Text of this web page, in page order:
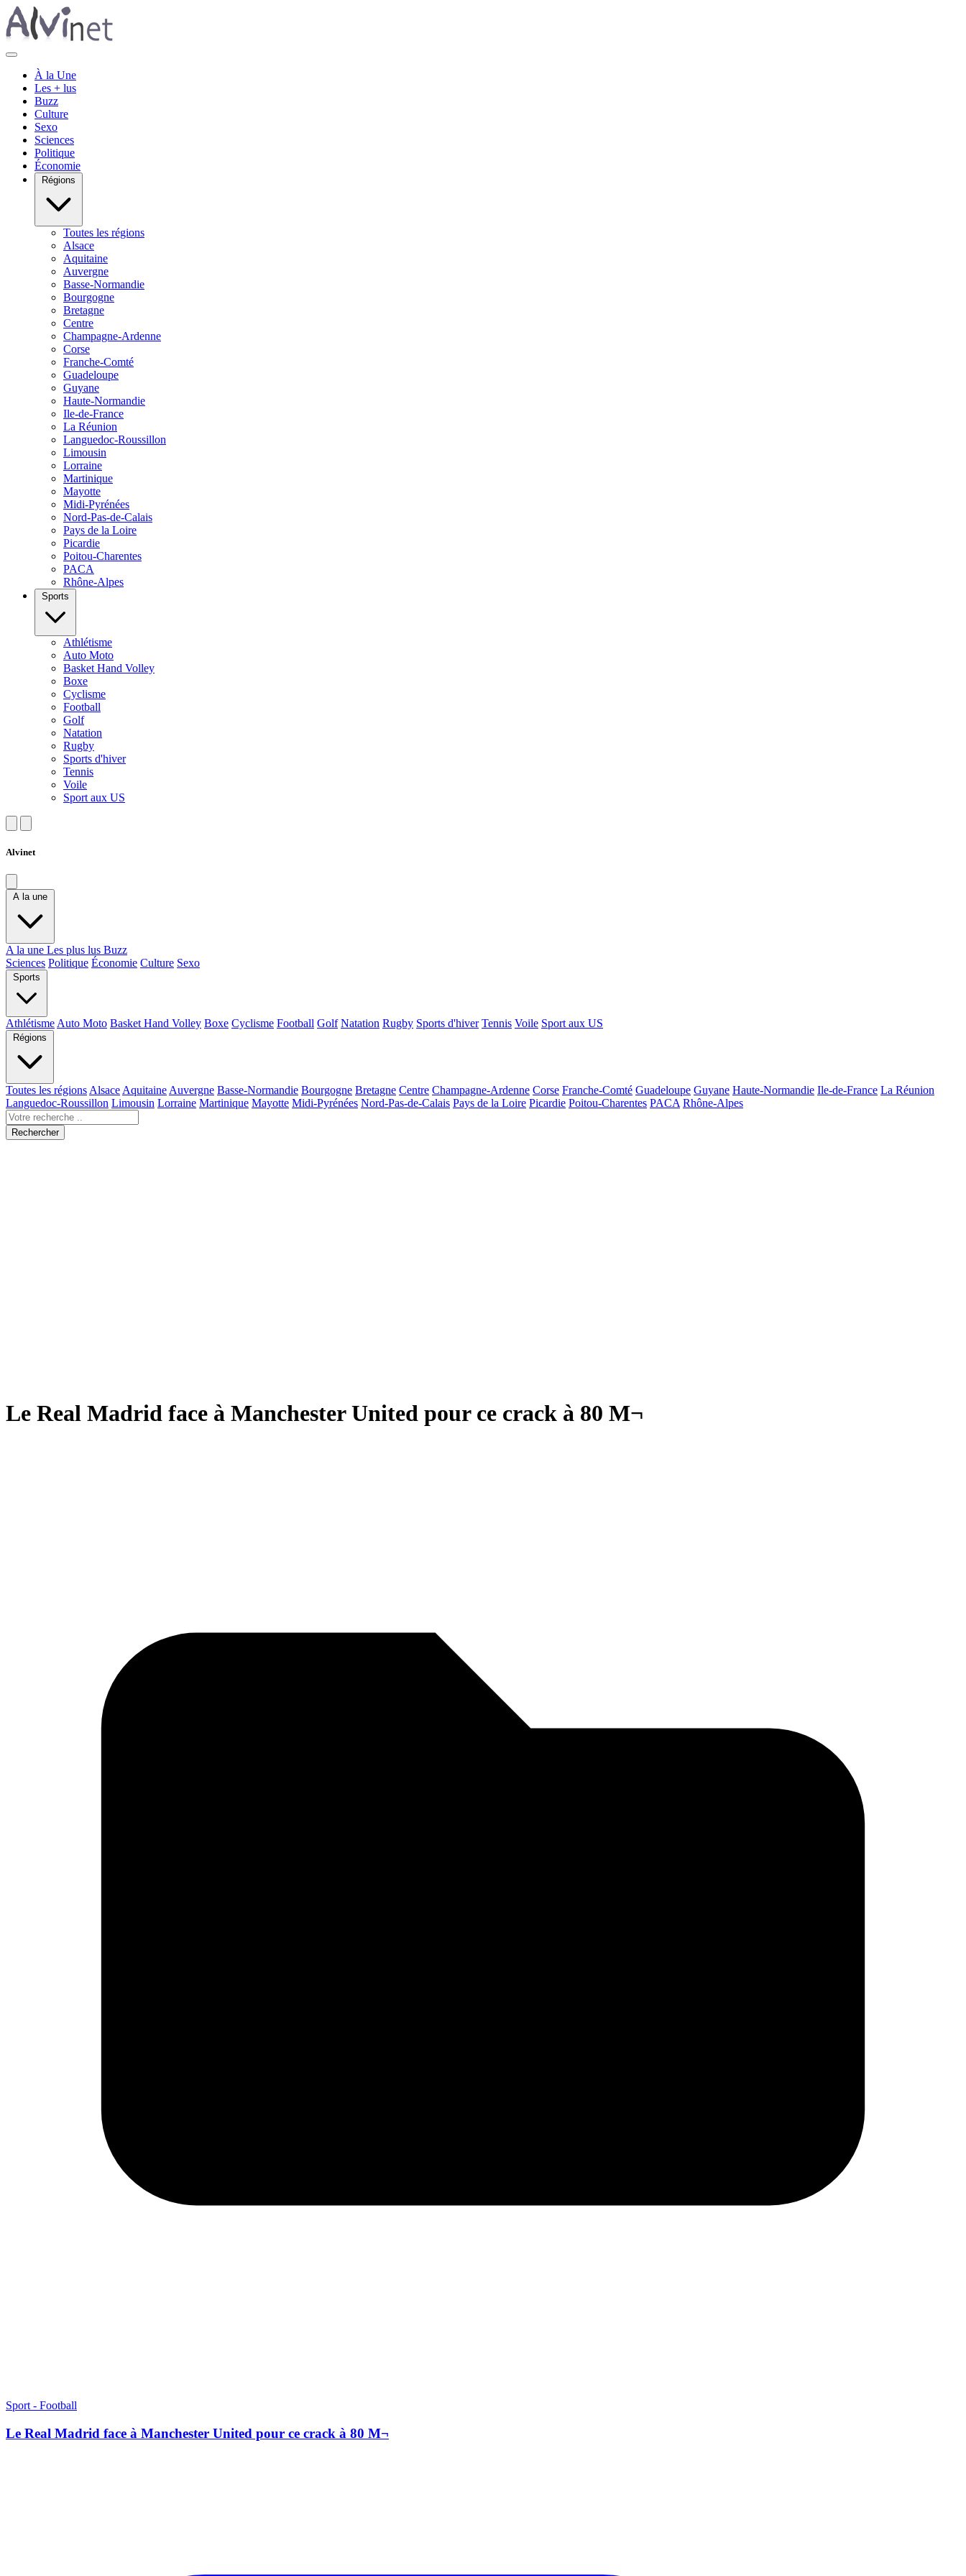
À la Une
Les + lus
Buzz
Culture
Sexo
Sciences
Politique
Économie
Régions
Toutes les régions
Alsace
Aquitaine
Auvergne
Basse-Normandie
Bourgogne
Bretagne
Centre
Champagne-Ardenne
Corse
Franche-Comté
Guadeloupe
Guyane
Haute-Normandie
Ile-de-France
La Réunion
Languedoc-Roussillon
Limousin
Lorraine
Martinique
Mayotte
Midi-Pyrénées
Nord-Pas-de-Calais
Pays de la Loire
Picardie
Poitou-Charentes
PACA
Rhône-Alpes
Sports
Athlétisme
Auto Moto
Basket Hand Volley
Boxe
Cyclisme
Football
Golf
Natation
Rugby
Sports d'hiver
Tennis
Voile
Sport aux US
Alvinet
A la une
A la une Les plus lus Buzz
Sciences Politique Économie Culture Sexo
Sports
Athlétisme Auto Moto Basket Hand Volley Boxe Cyclisme Football Golf Natation Rugby Sports d'hiver Tennis Voile Sport aux US
Régions
Toutes les régions Alsace Aquitaine Auvergne Basse-Normandie Bourgogne Bretagne Centre Champagne-Ardenne Corse Franche-Comté Guadeloupe Guyane Haute-Normandie Ile-de-France La Réunion
Languedoc-Roussillon Limousin Lorraine Martinique Mayotte Midi-Pyrénées Nord-Pas-de-Calais Pays de la Loire Picardie Poitou-Charentes PACA Rhône-Alpes
Rechercher
Le Real Madrid face à Manchester United pour ce crack à 80 M¬
Sport - Football
Le Real Madrid face à Manchester United pour ce crack à 80 M¬